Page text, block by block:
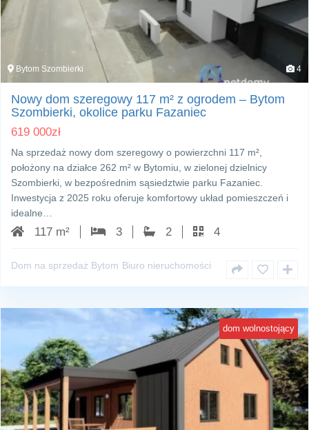
Bytom Szombierki 4
Nowy dom szeregowy 117 m² z ogrodem – Bytom
Szombierki, okolice parku Fazaniec
619 000zł
Na sprzedaż nowy dom szeregowy o powierzchni 117 m²,
położony na działce 262 m² w Bytomiu, w zielonej dzielnicy
Szombierki, w bezpośrednim sąsiedztwie parku Fazaniec.
Inwestycja z 2025 roku oferuje komfortowy układ pomieszczeń i
idealne…
117 m² 3 2 4
Dom na sprzedaż Bytom Biuro nieruchomości
dom wolnostojący